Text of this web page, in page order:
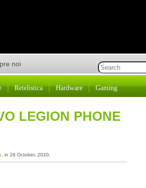
noi
Retelistica Hardware Gaming
LEGION PHONE
, in 28 October, 2020.